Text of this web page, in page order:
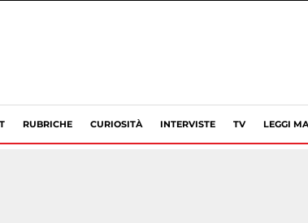
RUBRICHE CURIOSITÀ INTERVISTE TV LEGGI